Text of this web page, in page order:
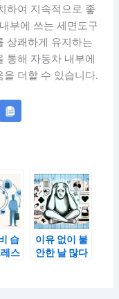
하여 지속적으로 좋
부에 쓰는 세면도구
상쾌하게 유지하는
통해 자동차 내부에
더할 수 있습니다.
습
스
이유 없이 불
안한 날 많다